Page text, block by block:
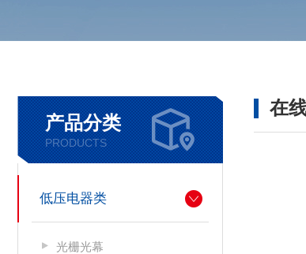
产品分类
PRODUCTS
低压电器类
光栅光幕
在